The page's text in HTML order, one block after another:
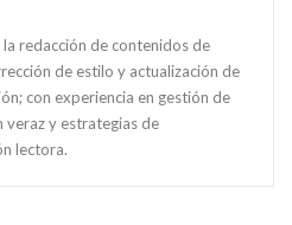
redacción de contenidos de
de estilo y actualización de
con experiencia en gestión de
veraz y estrategias de
lectora.